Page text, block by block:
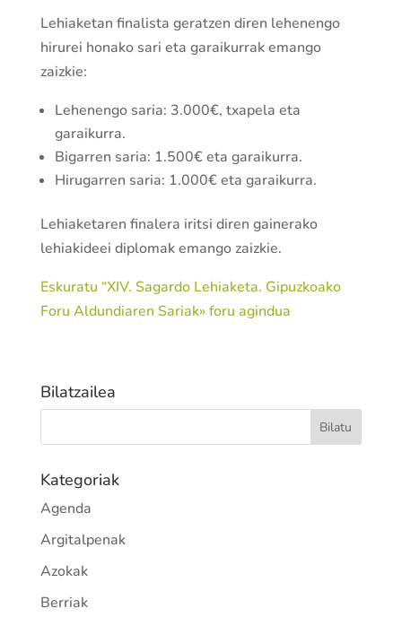
Lehiaketan finalista geratzen diren lehenengo
hirurei honako sari eta garaikurrak emango
zaizkie:
Lehenengo saria: 3.000€, txapela eta
garaikurra.
Bigarren saria: 1.500€ eta garaikurra.
Hirugarren saria: 1.000€ eta garaikurra.
Lehiaketaren finalera iritsi diren gainerako
lehiakideei diplomak emango zaizkie.
Eskuratu “XIV. Sagardo Lehiaketa. Gipuzkoako
Foru Aldundiaren Sariak» foru agindua
Bilatzailea
Kategoriak
Agenda
Argitalpenak
Azokak
Berriak